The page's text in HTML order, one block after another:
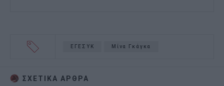
ΕΓΕΣΥΚ Μίνα Γκάγκα
ΣΧΕΤΙΚA AΡΘΡΑ